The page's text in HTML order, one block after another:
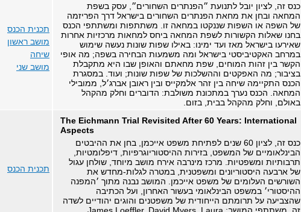
כנס זה, לציון יובל לתנועת ״הפנתרים השחורים״, עסק בשפת
המחאה ובחן את מחאת הפנתרים השחורים בישראל דרך הפריזמה
של השפה או השפות שננקטו במחאה זו. משתתפות ומשתתפי הכנס
בחנו שאלות הקשורות לשפת המחאה ביחס למחאות מרכזיות אחרות
שאירעו בישראל מאז ועד ימינו: באילו שפות שונות נעשה שימוש
במרחב האקטיביסטי בישראל ומה משמעות הבחירה בשפה; מה אופי
הקשר בין זהות המוחים, שפת מחאתם והאופן שבו היא מתקבלת
בציבור; מה האפקטים וההשלכות של שפות שונות; ועוד. במסגרת
הכנס התקיימה שיחה בין זהר אלמקייס ובין ראובן אברג׳ל, ממובילי
המחאה. הכנס נערך במתכונת משולבת: הדוברים וחלק מהקהל
באולם, וחלק מהקהל בבית, בזום.
תכנית הכנס
מושב ראשון
שיחה
מושב שני
The Eichmann Trial Revisited After 60 Years: International
Aspects
כנס זה, לציון 60 שנים לפתיחת משפט אייכמן, בחן את ההיבטים
הבינלאומיים של המשפט, בזירות ההיסטוריוגרפיות, דיפלומטיות,
תרבותיות ומשפטיות. מרכז מינרבה אירח מושב מיוחד, שולחן עגול
של ארבעה היסטוריונים ומשפטנית, במטרה לגלות-מחדש את
השורשים העלומים של משפט אייכמן. המושב נבנה מתוך ׳המפנה
ההיסטורי׳ במשפט הבינלאומי בעשור האחרון, ועל הכתיבה
שהצביעה על תרומתם הייחודית של משפטנים והוגים יהודיים לשדה
תכנית הכנס